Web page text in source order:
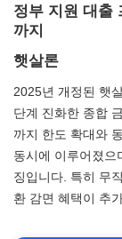
정부 지원 대출
까지
햇살론
2025년 개정된 햇
단계 진화한 종합
까지 한도 확대와
동시에 이루어졌으
징입니다. 특히 무
환 감면 혜택이 추